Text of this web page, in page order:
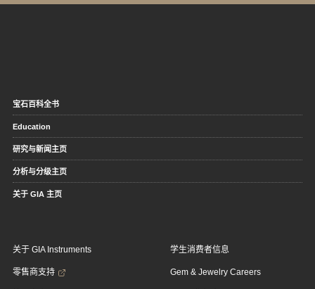
宝石百科全书
Education
研究与新闻主页
分析与分级主页
关于 GIA 主页
关于 GIA Instruments
零售商支持
学生消费者信息
Gem & Jewelry Careers